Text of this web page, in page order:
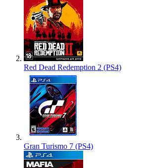
Red Dead Redemption 2 (PS4)
Gran Turismo 7 (PS4)